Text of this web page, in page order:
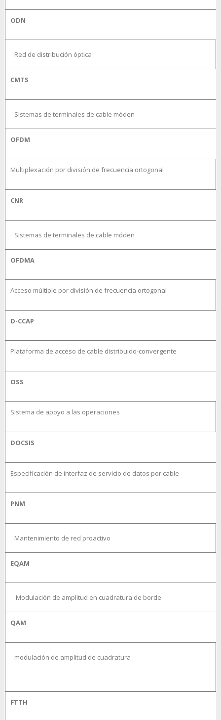
ODN
Red de distribución óptica
CMTS
Sistemas de terminales de cable móden
OFDM
Multiplexación por división de frecuencia ortogonal
CNR
Sistemas de terminales de cable móden
OFDMA
Acceso múltiple por división de frecuencia ortogonal
D-CCAP
Plataforma de acceso de cable distribuido-convergente
OSS
Sistema de apoyo a las operaciones
DOCSIS
Especificación de interfaz de servicio de datos por cable
PNM
Mantenimiento de red proactivo
EQAM
Modulación de amplitud en cuadratura de borde
QAM
modulación de amplitud de cuadratura
FTTH